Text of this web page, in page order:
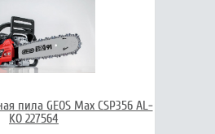
пила GEOS Max CSP356 AL-
KO 227564